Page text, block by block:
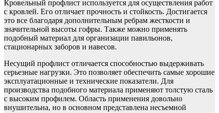
Кровельный профлист используется для осуществления работ
с кровлей. Его отличает прочность и стойкость. Достигается
это все благодаря дополнительным ребрам жесткости и
значительной высоты гофры. Также можно применять
подобный материал для организации павильонов,
стационарных заборов и навесов.
Несущий профлист отличается способностью выдерживать
серьезные нагрузки. Это позволяет обеспечить самые хорошие
эксплуатационные и технические показатели. Для
производства подобного материала применяют толстую сталь
с высоким профилем. Область применения довольно
внушительна, но в основном представлена несъемной